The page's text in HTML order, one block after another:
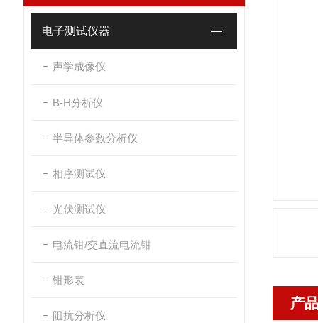
电子测试仪器
声学成像仪
B-H分析仪
半导体参数分析仪
相序测试仪
光伏测试仪
电流钳/交直流电流钳
钳形表
阻抗分析仪
产